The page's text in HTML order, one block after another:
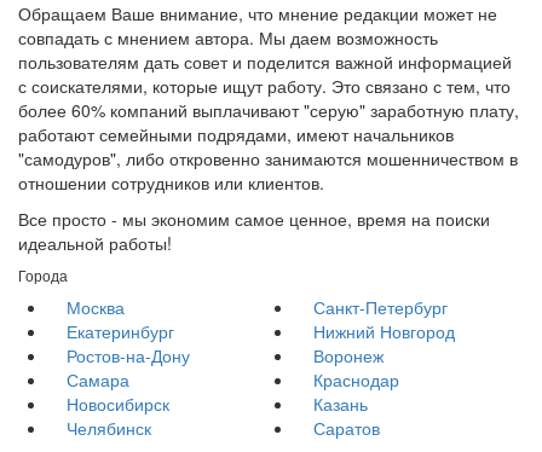
Обращаем Ваше внимание, что мнение редакции может не
совпадать с мнением автора. Мы даем возможность
пользователям дать совет и поделится важной информацией
с соискателями, которые ищут работу. Это связано с тем, что
более 60% компаний выплачивают "серую" заработную плату,
работают семейными подрядами, имеют начальников
"самодуров", либо откровенно занимаются мошенничеством в
отношении сотрудников или клиентов.
Все просто - мы экономим самое ценное, время на поиски
идеальной работы!
Города
Москва
Санкт-Петербург
Екатеринбург
Нижний Новгород
Ростов-на-Дону
Воронеж
Самара
Краснодар
Новосибирск
Казань
Челябинск
Саратов